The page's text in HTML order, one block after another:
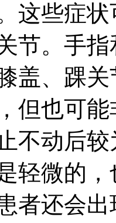
这些症
节。手
盖、踝
但也可
不动后
轻微的
者还会